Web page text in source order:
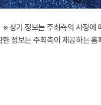
※ 상기 정보는 주최측의 사정에
한 정보는 주최측이 제공하는